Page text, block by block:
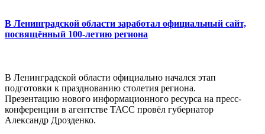
В Ленинградской области заработал официальный сайт,
посвящённый 100-летию региона
В Ленинградской области официально начался этап
подготовки к празднованию столетия региона.
Презентацию нового информационного ресурса на пресс-
конференции в агентстве ТАСС провёл губернатор
Александр Дрозденко.